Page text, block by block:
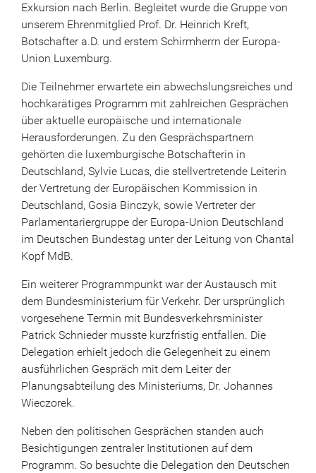
Exkursion nach Berlin. Begleitet wurde die Gruppe von
unserem Ehrenmitglied Prof. Dr. Heinrich Kreft,
Botschafter a.D. und erstem Schirmherrn der Europa-
Union Luxemburg.
Die Teilnehmer erwartete ein abwechslungsreiches und
hochkarätiges Programm mit zahlreichen Gesprächen
über aktuelle europäische und internationale
Herausforderungen. Zu den Gesprächspartnern
gehörten die luxemburgische Botschafterin in
Deutschland, Sylvie Lucas, die stellvertretende Leiterin
der Vertretung der Europäischen Kommission in
Deutschland, Gosia Binczyk, sowie Vertreter der
Parlamentariergruppe der Europa-Union Deutschland
im Deutschen Bundestag unter der Leitung von Chantal
Kopf MdB.
Ein weiterer Programmpunkt war der Austausch mit
dem Bundesministerium für Verkehr. Der ursprünglich
vorgesehene Termin mit Bundesverkehrsminister
Patrick Schnieder musste kurzfristig entfallen. Die
Delegation erhielt jedoch die Gelegenheit zu einem
ausführlichen Gespräch mit dem Leiter der
Planungsabteilung des Ministeriums, Dr. Johannes
Wieczorek.
Neben den politischen Gesprächen standen auch
Besichtigungen zentraler Institutionen auf dem
Programm. So besuchte die Delegation den Deutschen